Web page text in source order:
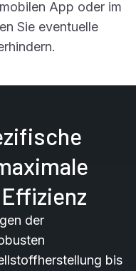
App oder im
Sie eventuelle
der
bis